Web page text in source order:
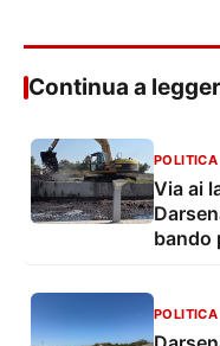
Continua a
POLITICA
Via ai
bando
POLITICA